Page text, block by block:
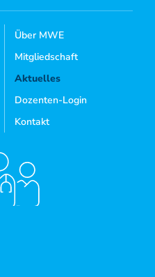
Über MWE
Mitgliedschaft
Aktuelles
Dozenten-Login
Kontakt